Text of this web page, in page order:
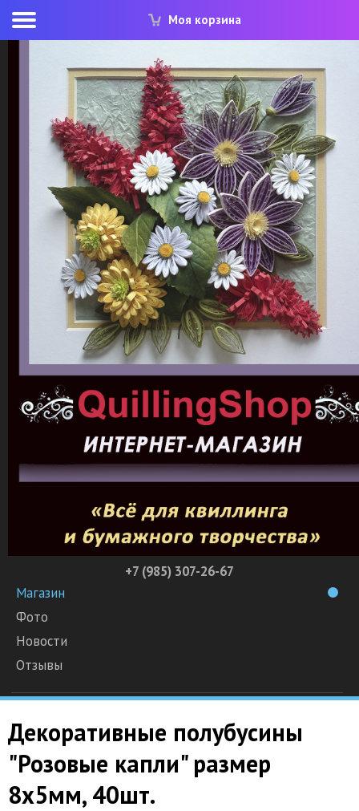
Моя корзина
+7 (985) 307-26-67
Магазин
Фото
Новости
Отзывы
Декоративные полубусины
"Розовые капли" размер
8х5мм, 40шт.